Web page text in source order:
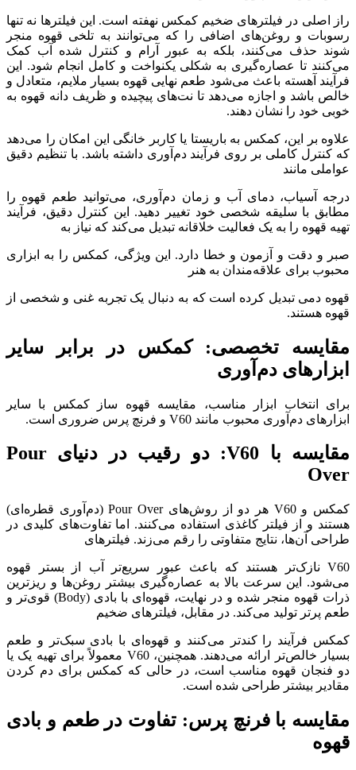
راز اصلی در فیلترهای ضخیم کمکس نهفته است. این فیلترها نه تنها
رسوبات و روغن‌های اضافی را که می‌توانند به تلخی قهوه منجر
شوند حذف می‌کنند، بلکه به عبور آرام و کنترل شده آب کمک
می‌کنند تا عصاره‌گیری به شکلی یکنواخت و کامل انجام شود. این
فرآیند آهسته باعث می‌شود طعم نهایی قهوه بسیار ملایم، متعادل و
خالص باشد و اجازه می‌دهد تا نت‌های پیچیده و ظریف دانه قهوه به
خوبی خود را نشان دهند.
علاوه بر این، کمکس به باریستا یا کاربر خانگی این امکان را می‌دهد
که کنترل کاملی بر روی فرآیند دم‌آوری داشته باشد. با تنظیم دقیق
عواملی مانند
درجه آسیاب، دمای آب و زمان دم‌آوری، می‌توانید طعم قهوه را
مطابق با سلیقه شخصی خود تغییر دهید. این کنترل دقیق، فرآیند
تهیه قهوه را به یک فعالیت خلاقانه تبدیل می‌کند که نیاز به
صبر و دقت و آزمون و خطا دارد. این ویژگی، کمکس را به ابزاری
محبوب برای علاقه‌مندان به هنر
قهوه دمی تبدیل کرده است که به دنبال یک تجربه غنی و شخصی از
قهوه هستند.
مقایسه تخصصی: کمکس در برابر سایر
ابزارهای دم‌آوری
برای انتخاب ابزار مناسب، مقایسه قهوه ساز کمکس با سایر
ابزارهای دم‌آوری محبوب مانند V60 و فرنچ پرس ضروری است.
مقایسه با دو رقیب در دنیای Pour
Over
کمکس و V60 هر دو از روش‌های Pour Over (دم‌آوری قطره‌ای)
هستند و از فیلتر کاغذی استفاده می‌کنند. اما تفاوت‌های کلیدی در
طراحی آن‌ها، نتایج متفاوتی را رقم می‌زند. فیلترهای
V60 نازک‌تر هستند که باعث عبور سریع‌تر آب از بستر قهوه
می‌شود. این سرعت بالا به عصاره‌گیری بیشتر روغن‌ها و ریزترین
ذرات قهوه منجر شده و در نهایت، قهوه‌ای با بادی (Body) قوی‌تر و
طعم پرتر تولید می‌کند. در مقابل، فیلترهای ضخیم
کمکس فرآیند را کندتر می‌کنند و قهوه‌ای با بادی سبک‌تر و طعم
بسیار خالص‌تر ارائه می‌دهند. همچنین، V60 معمولاً برای تهیه یک یا
دو فنجان قهوه مناسب است، در حالی که کمکس برای دم کردن
مقادیر بیشتر طراحی شده است.
مقایسه با فرنچ پرس: تفاوت در طعم و بادی
قهوه